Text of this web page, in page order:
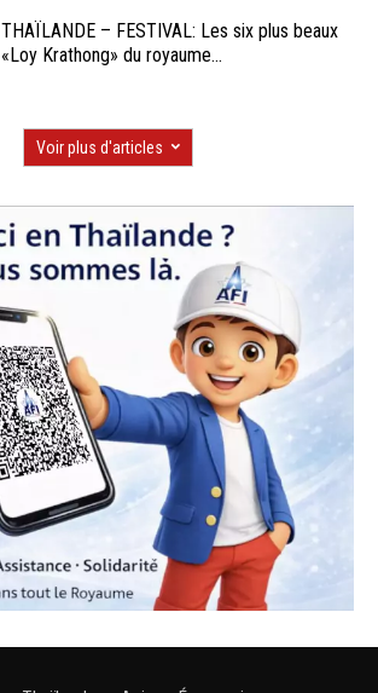
THAÏLANDE – FESTIVAL: Les six plus beaux
«Loy Krathong» du royaume...
Voir plus d'articles